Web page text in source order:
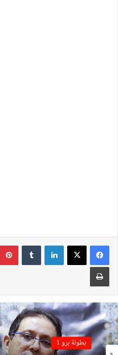
لينكدإن
طباعة
بطولة برو 1